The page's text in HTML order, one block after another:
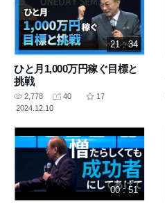
21 : 34
ひと月1,000万円稼ぐ目標と
挑戦
2,778 40
17
2024.12.10
00 : 51